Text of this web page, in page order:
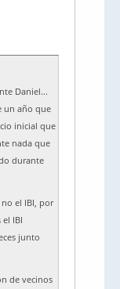
Daniel...
un año que
inicial que
nada que
durante
el IBI, por
IBI
junto
de vecinos